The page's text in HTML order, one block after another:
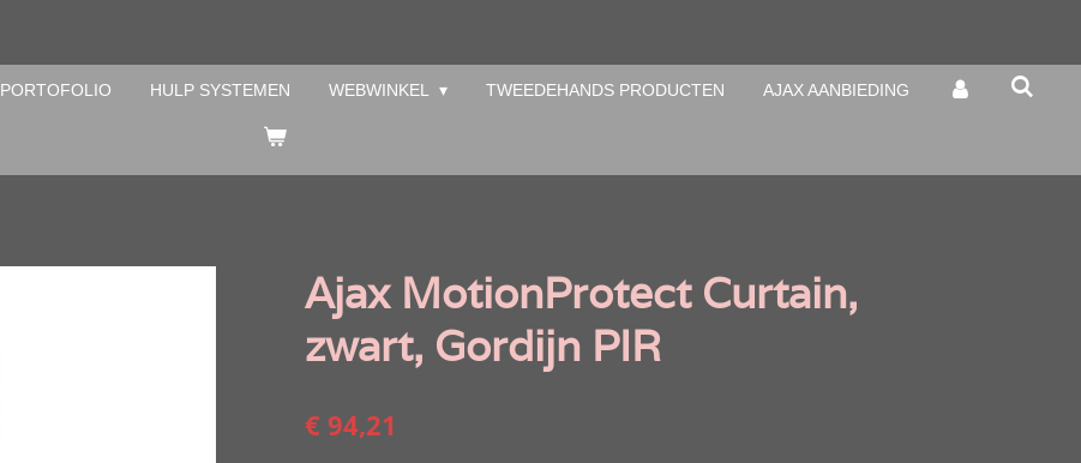
PORTOFOLIO HULP SYSTEMEN WEBWINKEL TWEEDEHANDS PRODUCTEN AJAX AANBIEDING
Ajax MotionProtect Curtain,
zwart, Gordijn PIR
€ 94,21